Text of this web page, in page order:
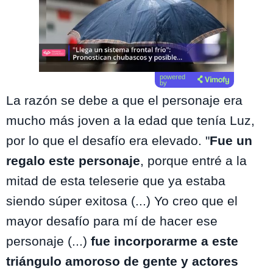
powered
by
La razón se debe a que el personaje era
mucho más joven a la edad que tenía Luz,
por lo que el desafío era elevado. "Fue un
regalo este personaje, porque entré a la
mitad de esta teleserie que ya estaba
siendo súper exitosa (...) Yo creo que el
mayor desafío para mí de hacer ese
personaje (...) fue incorporarme a este
triángulo amoroso de gente y actores